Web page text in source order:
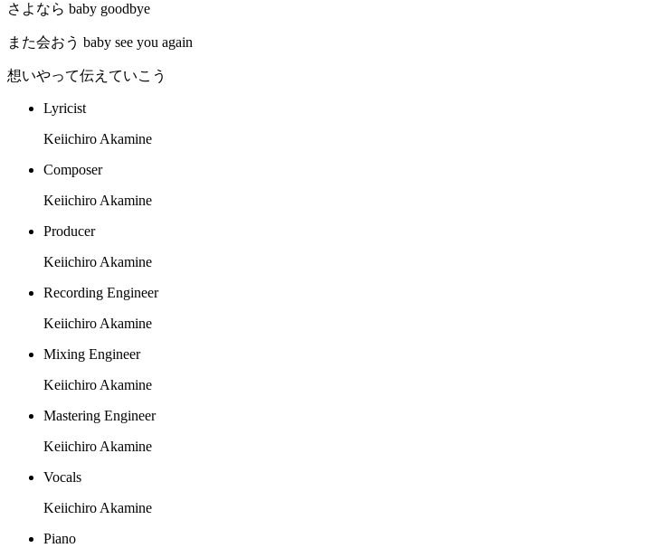
さよなら baby goodbye
また会おう baby see you again
想いやって伝えていこう
Lyricist
Keiichiro Akamine
Composer
Keiichiro Akamine
Producer
Keiichiro Akamine
Recording Engineer
Keiichiro Akamine
Mixing Engineer
Keiichiro Akamine
Mastering Engineer
Keiichiro Akamine
Vocals
Keiichiro Akamine
Piano